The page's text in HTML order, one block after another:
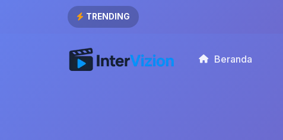
TRENDING
Beranda